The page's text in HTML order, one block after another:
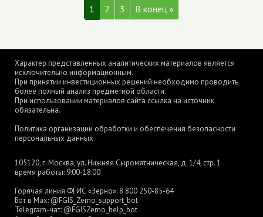
1 2 3 В конец »
Характер представленных аналитических материалов является
исключительно информационным.
При принятии инвестиционных решений необходимо проводить
более полный анализ предметной области.
При использовании материалов сайта ссылка на источник
обязательна.
Политика организации обработки и обеспечения безопасности
персональных данных
105120, г. Москва, ул. Нижняя Сыромятническая, д. 1/4, стр. 1
время работы: 9:00-18:00
Горячая линия ФГИС «Зерно»: 8 800 250-85-64
Бот в Max: @FGIS_Zerno_support_bot
Telegram-чат: @FGISZerno_help_bot